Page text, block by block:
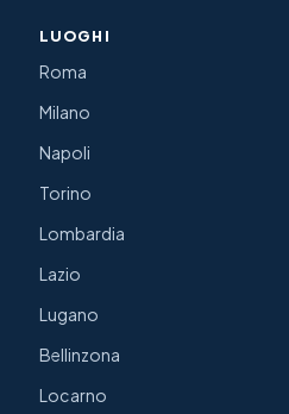
LUOGHI
Roma
Milano
Napoli
Torino
Lombardia
Lazio
Lugano
Bellinzona
Locarno